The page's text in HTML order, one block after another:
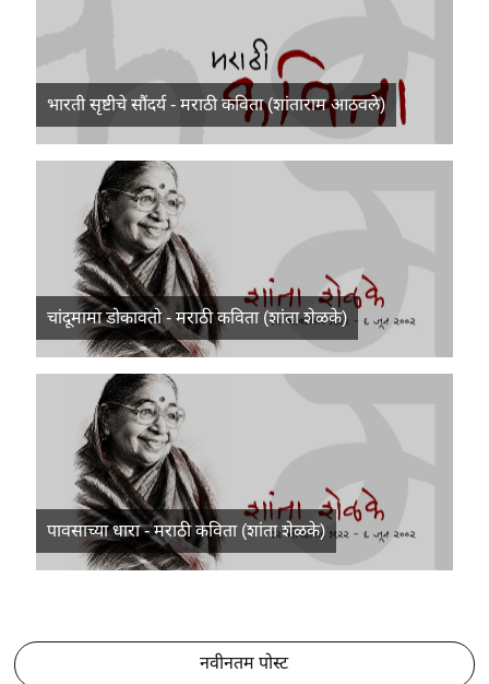
भारती सृष्टीचे सौंदर्य - मराठी कविता (शांताराम आठवले)
चांदूमामा डोकावतो - मराठी कविता (शांता शेळके)
पावसाच्या धारा - मराठी कविता (शांता शेळके)
नवीनतम पोस्ट